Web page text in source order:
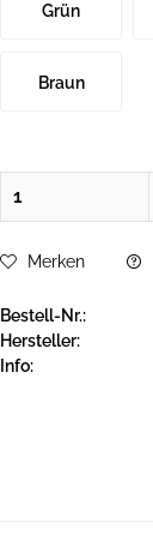
Grün
Braun
Merken
Bestell-Nr.:
Hersteller:
Info: